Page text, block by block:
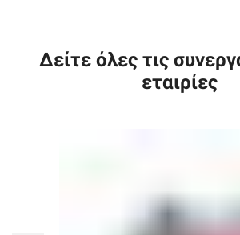
Δείτε όλες τις
εταιρίες